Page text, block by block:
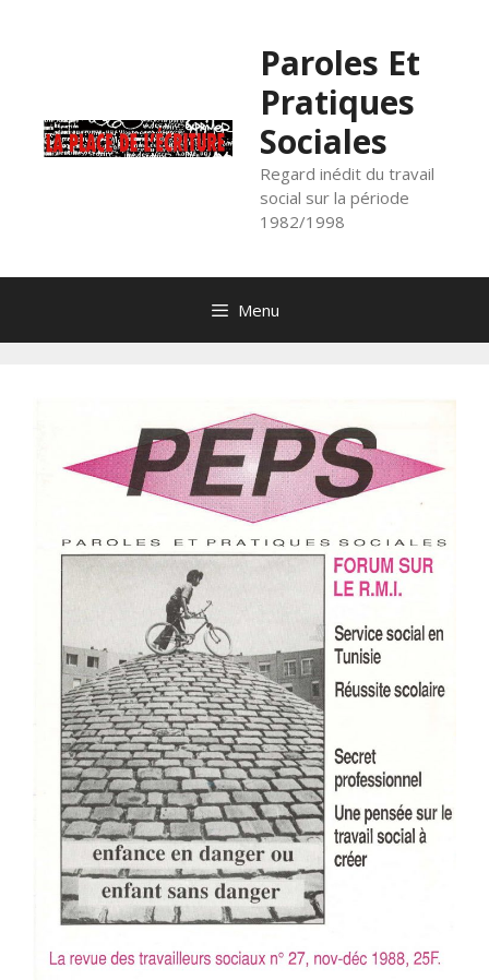
Paroles Et
Pratiques
Sociales
Regard inédit du travail
social sur la période
1982/1998
Menu